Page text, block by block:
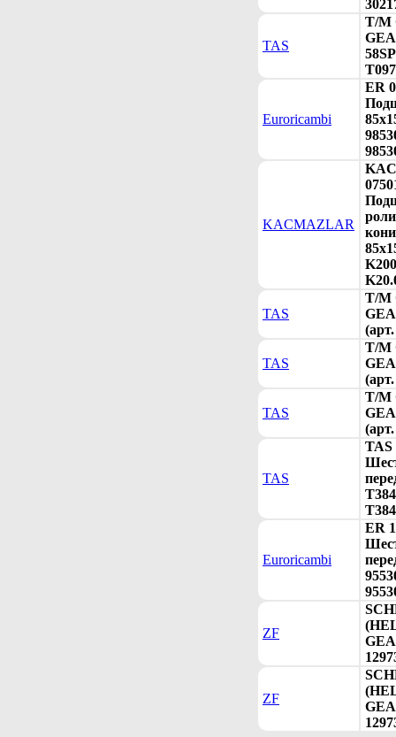
TAS
T/M
Euroricambi
ER
KACMAZLAR
TAS
T/M
TAS
T/M
TAS
T/M
TAS
TAS
Euroricambi
ER
ZF
ZF